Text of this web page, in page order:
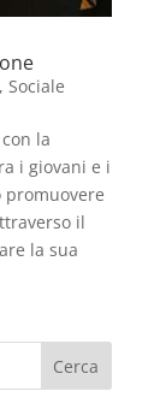
, Sociale
la
i giovani e i
il
la sua
Cerca